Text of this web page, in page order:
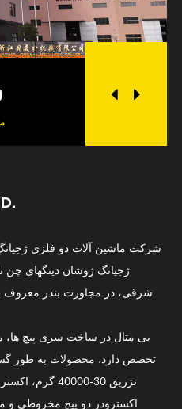
شرکت ماشین آلات دو فلزی
ژجیانگ ژوشان دینگهای
شرقی، در مجاورت بندر معروف
بی متال در ساخت سری پیچ ها،
تخصص دارد. محصولات به طور